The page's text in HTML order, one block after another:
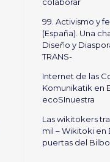
99. Activismo y
(España). Una
Diseño y
TRANS-
Internet de las
Komunikatik en
ecoSInuestra
Las wikitokers
mil – Wikitokien
puertas del